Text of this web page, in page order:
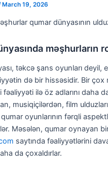
March 19, 2026
qumar dünyasının
məşhurların
təkcə şans oyunları deyil,
də bir hissəsidir. Bir çox
ilə öz adlarını daha
musiqiçilərdən, film
oyunlarının fərqli
Məsələn, qumar oynayan
saytında fəaliyyətlərini
da çoxaldırlar.